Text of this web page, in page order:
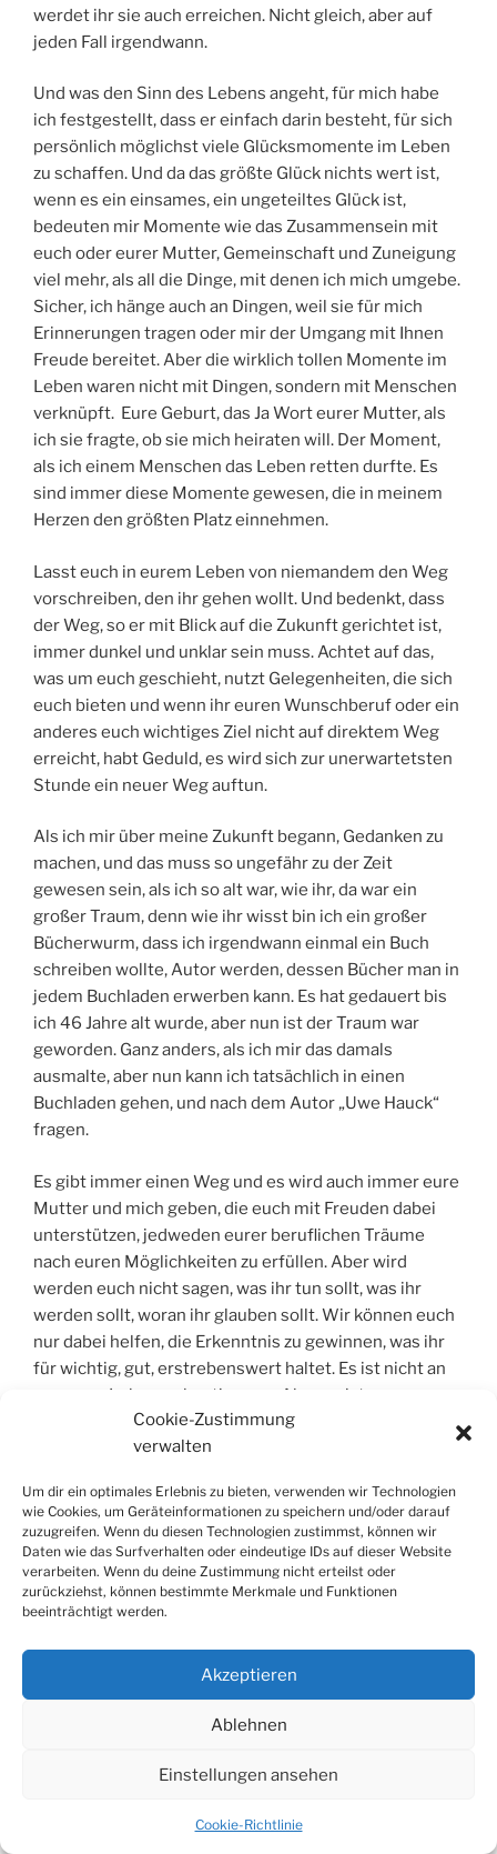
Cookie-Zustimmung
verwalten
Um dir ein optimales Erlebnis zu bieten, verwenden wir Technologien
wie Cookies, um Geräteinformationen zu speichern und/oder darauf
zuzugreifen. Wenn du diesen Technologien zustimmst, können wir
Daten wie das Surfverhalten oder eindeutige IDs auf dieser Website
verarbeiten. Wenn du deine Zustimmung nicht erteilst oder
zurückziehst, können bestimmte Merkmale und Funktionen
beeinträchtigt werden.
Akzeptieren
Ablehnen
Einstellungen ansehen
Cookie-Richtlinie
werdet ihr sie auch erreichen. Nicht gleich, aber auf
jeden Fall irgendwann.
Und was den Sinn des Lebens angeht, für mich habe
ich festgestellt, dass er einfach darin besteht, für sich
persönlich möglichst viele Glücksmomente im Leben
zu schaffen. Und da das größte Glück nichts wert ist,
wenn es ein einsames, ein ungeteiltes Glück ist,
bedeuten mir Momente wie das Zusammensein mit
euch oder eurer Mutter, Gemeinschaft und Zuneigung
viel mehr, als all die Dinge, mit denen ich mich umgebe.
Sicher, ich hänge auch an Dingen, weil sie für mich
Erinnerungen tragen oder mir der Umgang mit Ihnen
Freude bereitet. Aber die wirklich tollen Momente im
Leben waren nicht mit Dingen, sondern mit Menschen
verknüpft. Eure Geburt, das Ja Wort eurer Mutter, als
ich sie fragte, ob sie mich heiraten will. Der Moment,
als ich einem Menschen das Leben retten durfte. Es
sind immer diese Momente gewesen, die in meinem
Herzen den größten Platz einnehmen.
Lasst euch in eurem Leben von niemandem den Weg
vorschreiben, den ihr gehen wollt. Und bedenkt, dass
der Weg, so er mit Blick auf die Zukunft gerichtet ist,
immer dunkel und unklar sein muss. Achtet auf das,
was um euch geschieht, nutzt Gelegenheiten, die sich
euch bieten und wenn ihr euren Wunschberuf oder ein
anderes euch wichtiges Ziel nicht auf direktem Weg
erreicht, habt Geduld, es wird sich zur unerwartetsten
Stunde ein neuer Weg auftun.
Als ich mir über meine Zukunft begann, Gedanken zu
machen, und das muss so ungefähr zu der Zeit
gewesen sein, als ich so alt war, wie ihr, da war ein
großer Traum, denn wie ihr wisst bin ich ein großer
Bücherwurm, dass ich irgendwann einmal ein Buch
schreiben wollte, Autor werden, dessen Bücher man in
jedem Buchladen erwerben kann. Es hat gedauert bis
ich 46 Jahre alt wurde, aber nun ist der Traum war
geworden. Ganz anders, als ich mir das damals
ausmalte, aber nun kann ich tatsächlich in einen
Buchladen gehen, und nach dem Autor „Uwe Hauck“
fragen.
Es gibt immer einen Weg und es wird auch immer eure
Mutter und mich geben, die euch mit Freuden dabei
unterstützen, jedweden eurer beruflichen Träume
nach euren Möglichkeiten zu erfüllen. Aber wird
werden euch nicht sagen, was ihr tun sollt, was ihr
werden sollt, woran ihr glauben sollt. Wir können euch
nur dabei helfen, die Erkenntnis zu gewinnen, was ihr
für wichtig, gut, erstrebenswert haltet. Es ist nicht an
uns, euer Leben zu bestimmen. Aber es ist unsere
Aufgabe, euch so viel Wissen und moralisch-ethische
Hilfe zu geben, wie ihr anzunehmen bereit seid.
Und wir werden da sein, auch wenn wir ganz fern sind.
Alleine im Leben mögt ihr des öfteren sein, sei es
durch einen Umzug, durch eine enttäuschte Liebe oder
andere Umstände, doch einsam seid ihr nie, denn ihr
habt uns, und ihr habt euch als Geschwister. Und das ist
VERÖFFENTLICHT
28. DEZEMBER 2012
verantwortungsbewußte UND moderne